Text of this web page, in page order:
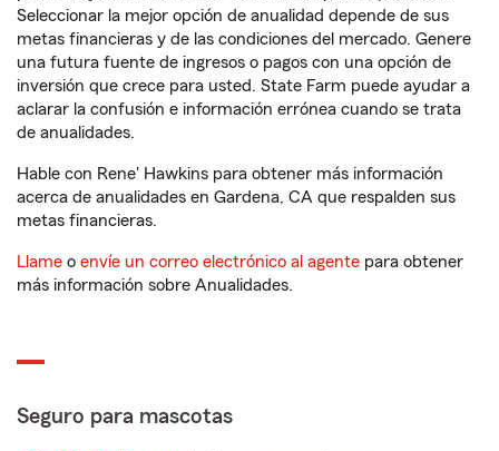
Seleccionar la mejor opción de anualidad depende de sus
metas financieras y de las condiciones del mercado. Genere
una futura fuente de ingresos o pagos con una opción de
inversión que crece para usted. State Farm puede ayudar a
aclarar la confusión e información errónea cuando se trata
de anualidades.
Hable con Rene' Hawkins para obtener más información
acerca de anualidades en Gardena, CA que respalden sus
metas financieras.
Llame o envíe un correo electrónico al agente para obtener
más información sobre Anualidades.
Seguro para mascotas